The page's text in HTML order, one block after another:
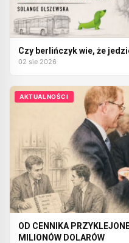
Czy berlińczyk wie, że
02 sie 2026
AKTUALNOŚCI
OD CENNIKA
MILIONÓW DOLARÓW